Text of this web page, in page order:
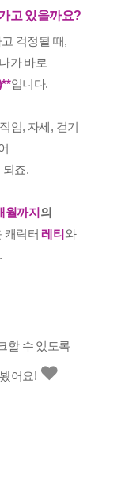
고 있을까요?
걱정될 때,
가 바로
입니다.
임, 자세, 걷기
되죠.
월까지의
캐릭터레티와
할 수 있도록
어요! ❤️